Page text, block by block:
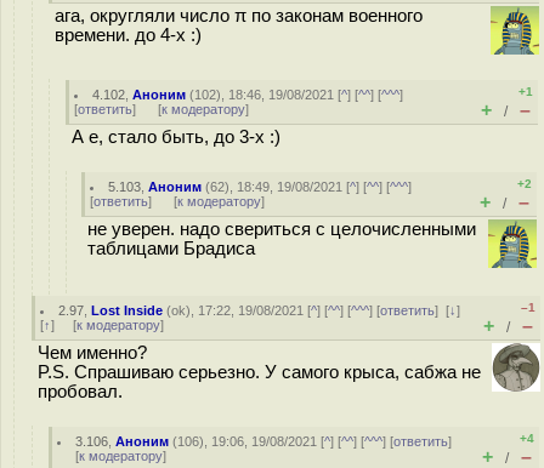
ага, округляли число π по законам военного
времени. до 4-х :)
4.102 ,Аноним (102), 18:46, 19/08/2021 [^] [^^] [^^^]
[ответить] [к модератору]
+1
+ / –
А e, стало быть, до 3-х :)
5.103 ,Аноним (62), 18:49, 19/08/2021 [^] [^^] [^^^]
[ответить] [к модератору]
+2
+ / –
не уверен. надо свериться с целочисленными
таблицами Брадиса
2.97 ,Lost Inside (ok), 17:22, 19/08/2021 [^] [^^] [^^^] [ответить][↓]
[↑] [к модератору]
–1
+ / –
Чем именно?
P.S. Спрашиваю серьезно. У самого крыса, сабжа не
пробовал.
3.106 ,Аноним (106), 19:06, 19/08/2021 [^] [^^] [^^^] [ответить]
[к модератору]
+4
+ / –